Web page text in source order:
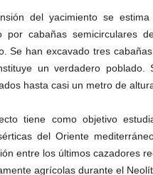
del yacimiento se
por cabañas semicirculares
Se han excavado tres
un verdadero
hasta casi un metro de
tiene como objetivo
del Oriente
entre los últimos cazadores
agrícolas durante el